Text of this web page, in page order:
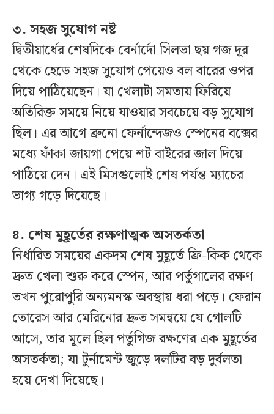
৩. সহজ সুযোগ নষ্ট
দ্বিতীয়ার্ধের শেষদিকে বের্নার্দো সিলভা ছয় গজ দূর
থেকে হেডে সহজ সুযোগ পেয়েও বল বারের ওপর
দিয়ে পাঠিয়েছেন। যা খেলাটা সমতায় ফিরিয়ে
অতিরিক্ত সময়ে নিয়ে যাওয়ার সবচেয়ে বড় সুযোগ
ছিল। এর আগে ব্রুনো ফের্নান্দেজও স্পেনের বক্সের
মধ্যে ফাঁকা জায়গা পেয়ে শট বাইরের জাল দিয়ে
পাঠিয়ে দেন। এই মিসগুলোই শেষ পর্যন্ত ম্যাচের
ভাগ্য গড়ে দিয়েছে।
৪. শেষ মুহূর্তের রক্ষণাত্মক অসতর্কতা
নির্ধারিত সময়ের একদম শেষ মুহূর্তে ফ্রি-কিক থেকে
দ্রুত খেলা শুরু করে স্পেন, আর পর্তুগালের রক্ষণ
তখন পুরোপুরি অন্যমনস্ক অবস্থায় ধরা পড়ে। ফেরান
তোরেস আর মেরিনোর দ্রুত সমন্বয়ে যে গোলটি
আসে, তার মূলে ছিল পর্তুগিজ রক্ষণের এক মুহূর্তের
অসতর্কতা; যা টুর্নামেন্ট জুড়ে দলটির বড় দুর্বলতা
হয়ে দেখা দিয়েছে।